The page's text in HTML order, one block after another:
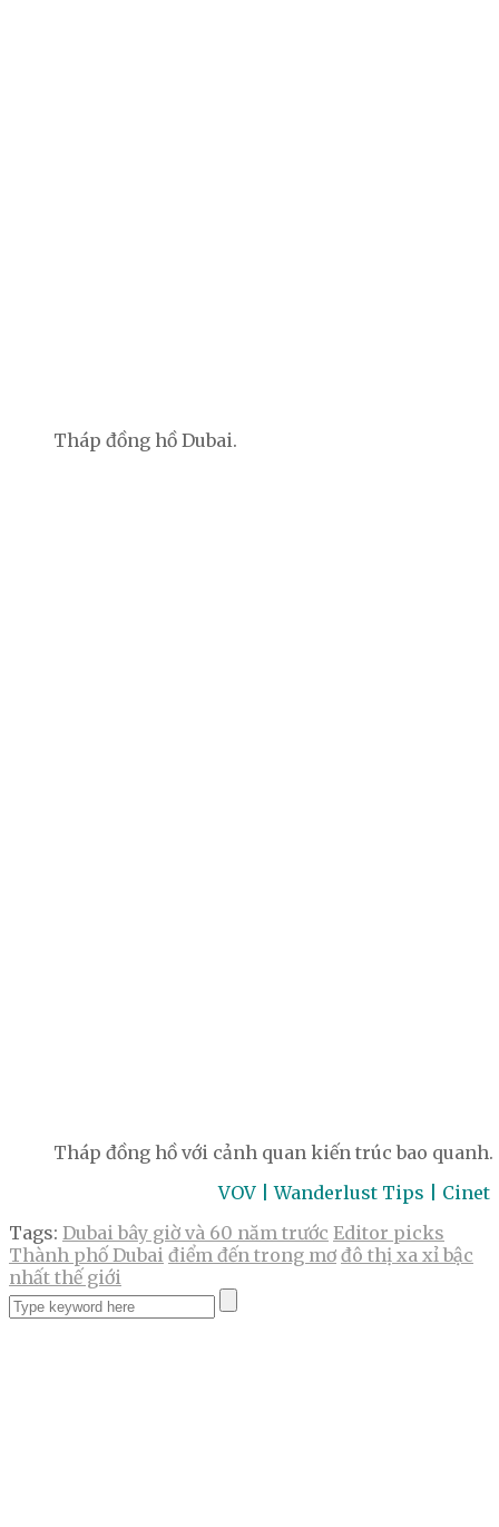
Tháp đồng hồ Dubai.
Tháp đồng hồ với cảnh quan kiến trúc bao quanh.
VOV | Wanderlust Tips | Cinet
Tags: Dubai bây giờ và 60 năm trước Editor picks
Thành phố Dubai điểm đến trong mơ đô thị xa xỉ bậc
nhất thế giới